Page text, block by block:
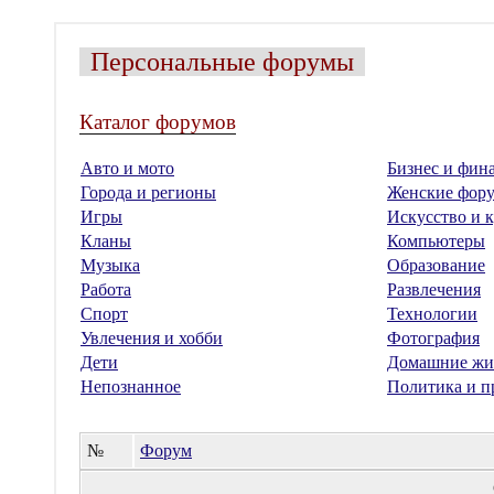
Персональные форумы
Каталог форумов
Авто и мото
Бизнес и
Города и регионы
Женские
Игры
Искусство и
Кланы
Компьютеры
Музыка
Образование
Работа
Развлечения
Спорт
Технологии
Увлечения и хобби
Фотография
Дети
Домашние
Непознанное
Политика и
№
Форум